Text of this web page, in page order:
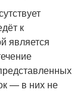
к
является
— в них не